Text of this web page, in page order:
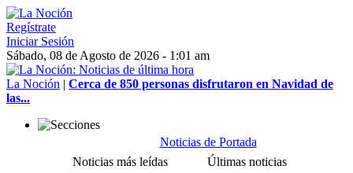
Regístrate
Iniciar Sesión
Sábado, 08 de Agosto de 2026 - 1:01 am
La Noción | Cerca de 850 personas disfrutaron en Navidad de
las...
Noticias de Portada
Noticias más leídas
Últimas noticias